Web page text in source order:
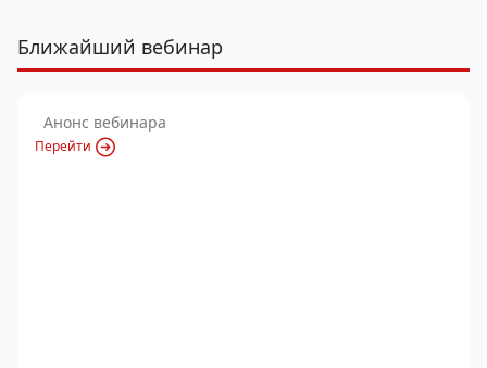
Ближайший вебинар
Анонс вебинара
Перейти